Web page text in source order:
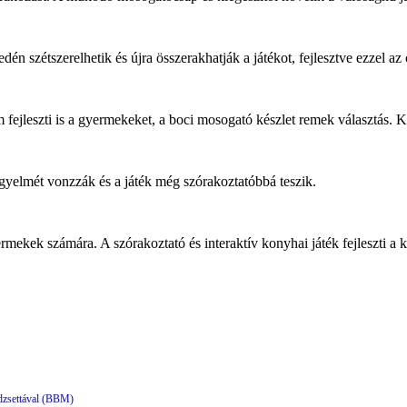
szétszerelhetik és újra összerakhatják a játékot, fejlesztve ezzel az
fejleszti is a gyermekeket, a boci mosogató készlet remek
vonzzák és a játék még szórakoztatóbbá teszik.
számára. A szórakoztató és interaktív konyhai játék fejleszti a
(BBM)